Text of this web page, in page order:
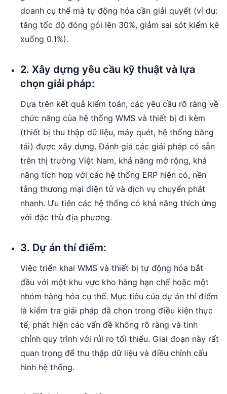
doanh cụ thể mà tự động hóa cần giải quyết (ví dụ:
tăng tốc độ đóng gói lên 30%, giảm sai sót kiểm kê
xuống 0.1%).
2. Xây dựng yêu cầu kỹ thuật và lựa
chọn giải pháp:
Dựa trên kết quả kiểm toán, các yêu cầu rõ ràng về
chức năng của hệ thống WMS và thiết bị đi kèm
(thiết bị thu thập dữ liệu, máy quét, hệ thống băng
tải) được xây dựng. Đánh giá các giải pháp có sẵn
trên thị trường Việt Nam, khả năng mở rộng, khả
năng tích hợp với các hệ thống ERP hiện có, nền
tảng thương mại điện tử và dịch vụ chuyển phát
nhanh. Ưu tiên các hệ thống có khả năng thích ứng
với đặc thù địa phương.
3. Dự án thí điểm:
Việc triển khai WMS và thiết bị tự động hóa bắt
đầu với một khu vực kho hàng hạn chế hoặc một
nhóm hàng hóa cụ thể. Mục tiêu của dự án thí điểm
là kiểm tra giải pháp đã chọn trong điều kiện thực
tế, phát hiện các vấn đề không rõ ràng và tinh
chỉnh quy trình với rủi ro tối thiểu. Giai đoạn này rất
quan trọng để thu thập dữ liệu và điều chỉnh cấu
hình hệ thống.